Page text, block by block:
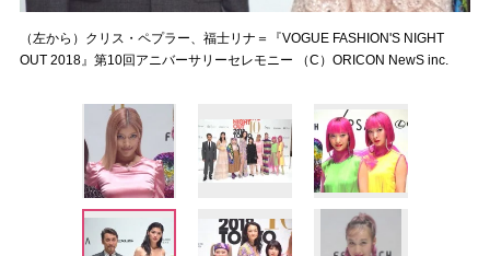
（左から）クリス・ペプラー、福士リナ＝『VOGUE FASHION'S NIGHT
OUT 2018』第10回アニバーサリーセレモニー （C）ORICON NewS inc.